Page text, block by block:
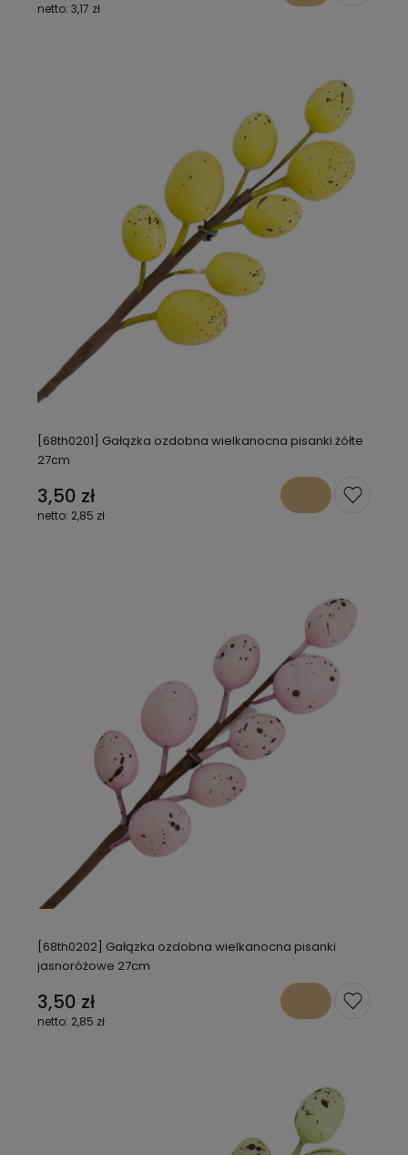
3,17 zł
[68th0201] Gałązka ozdobna wielkanocna pisanki żółte
27cm
3,50 zł
2,85 zł
[68th0202] Gałązka ozdobna wielkanocna pisanki
jasnoróżowe 27cm
3,50 zł
2,85 zł